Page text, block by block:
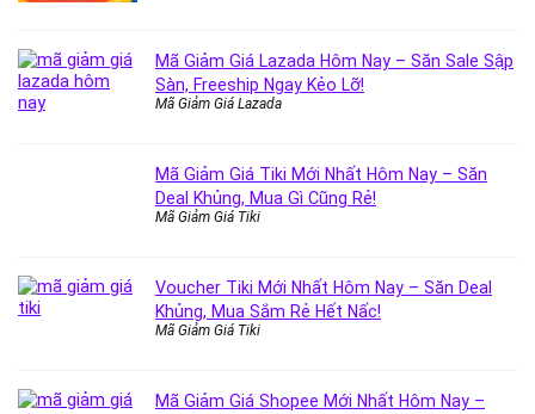
Mã Giảm Giá Lazada Hôm Nay – Săn Sale Sập
Sàn, Freeship Ngay Kẻo Lỡ!
Mã Giảm Giá Lazada
Mã Giảm Giá Tiki Mới Nhất Hôm Nay – Săn
Deal Khủng, Mua Gì Cũng Rẻ!
Mã Giảm Giá Tiki
Voucher Tiki Mới Nhất Hôm Nay – Săn Deal
Khủng, Mua Sắm Rẻ Hết Nấc!
Mã Giảm Giá Tiki
Mã Giảm Giá Shopee Mới Nhất Hôm Nay –